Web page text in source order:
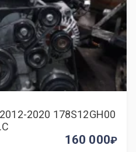
2020 178S12GH00
160 000